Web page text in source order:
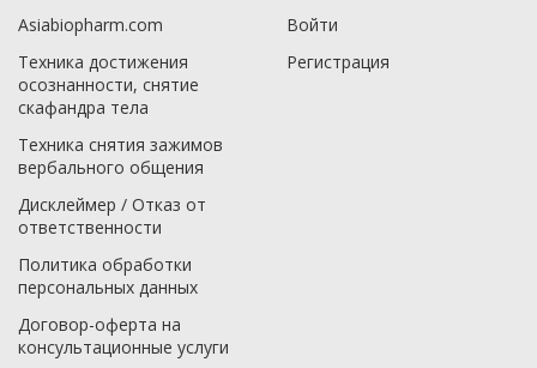
Asiabiopharm.com
Техника достижения
осознанности, снятие
скафандра тела
Техника снятия зажимов
вербального общения
Дисклеймер / Отказ от
ответственности
Политика обработки
персональных данных
Договор-оферта на
консультационные услуги
Войти
Регистрация